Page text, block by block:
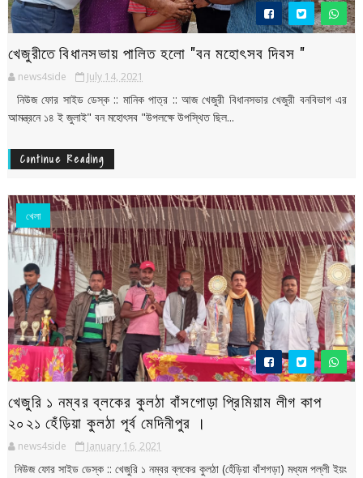
খেজুরীতে বিধানসভায় পালিত হলো "বন মহোৎসব দিবস "
news4side July 14, 2021
নিউজ ফোর সাইড ডেস্ক :: মানিক পাত্র :: আজ খেজুরী বিধানসভার খেজুরী বনবিভাগ এর
আমন্ত্রনে ১৪ ই জুলাই" বন মহোৎসব "উপলক্ষে উপস্থিত ছিল...
Continue Reading
খেলা
খেজুরি ১ নম্বর ব্লকের কুলঠা বাঁসগোড়া প্রিমিয়াম লীগ কাপ
২০২১ হেঁড়িয়া কুলঠা পূর্ব মেদিনীপুর ।
news4side January 16, 2021
নিউজ ফোর সাইড ডেস্ক :: খেজুরি ১ নম্বর ব্লকের কুলঠা (হেঁড়িয়া বাঁশগড়া) মধ্যম পল্লী ইয়ং